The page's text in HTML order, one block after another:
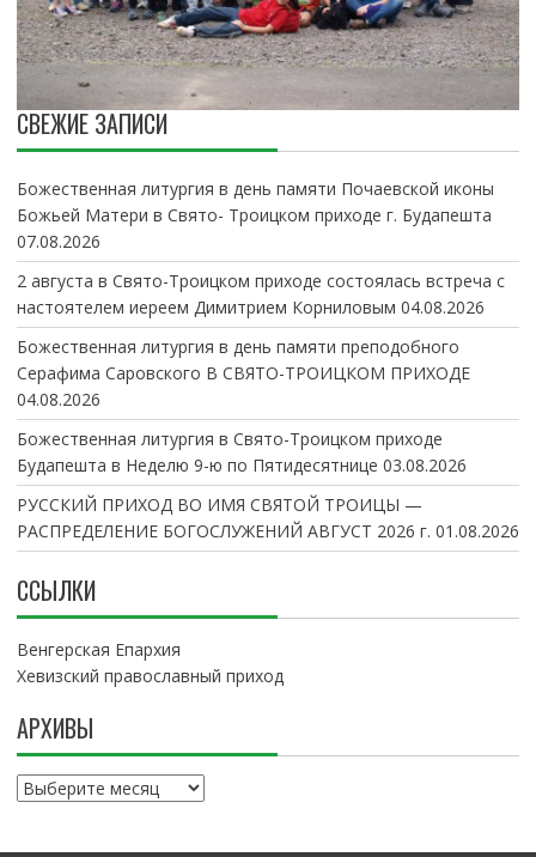
СВЕЖИЕ ЗАПИСИ
Божественная литургия в день памяти Почаевской иконы
Божьей Матери в Свято- Троицком приходе г. Будапешта
07.08.2026
2 августа в Свято-Троицком приходе состоялась встреча с
настоятелем иереем Димитрием Корниловым 04.08.2026
Божественная литургия в день памяти преподобного
Серафима Саровского В СВЯТО-ТРОИЦКОМ ПРИХОДЕ
04.08.2026
Божественная литургия в Свято-Троицком приходе
Будапешта в Неделю 9-ю по Пятидесятнице 03.08.2026
РУССКИЙ ПРИХОД ВО ИМЯ СВЯТОЙ ТРОИЦЫ —
РАСПРЕДЕЛЕНИЕ БОГОСЛУЖЕНИЙ АВГУСТ 2026 г. 01.08.2026
ССЫЛКИ
Венгерская Епархия
Хевизский православный приход
АРХИВЫ
А